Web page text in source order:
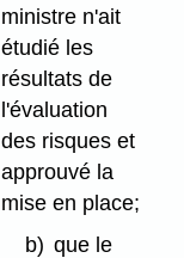
ministre n'ait
étudié les
résultats de
l'évaluation
des risques et
approuvé la
mise en place;
b) que le